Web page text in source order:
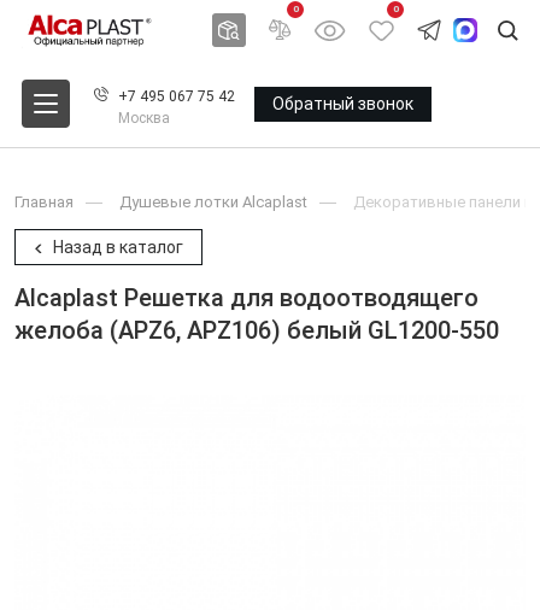
0 0
+7 495 067 75 42
Москва
Обратный звонок
Главная Душевые лотки Alcaplast Декоративные панели и
Назад в каталог
Alcaplast Решетка для водоотводящего
желоба (APZ6, APZ106) белый GL1200-550